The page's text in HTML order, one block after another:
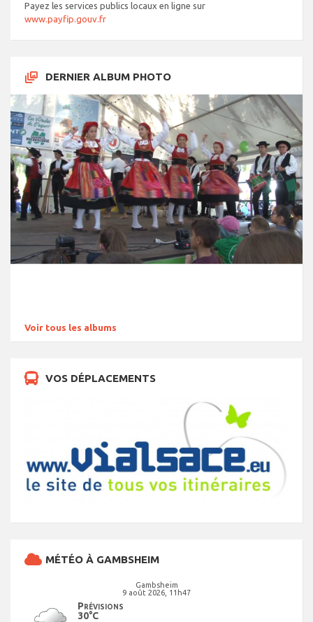
Payez les services publics locaux en ligne sur
www.payfip.gouv.fr
DERNIER ALBUM PHOTO
Voir tous les albums
VOS DÉPLACEMENTS
MÉTÉO À GAMBSHEIM
Gambsheim
9 août 2026, 11h47
Prévisions
30°C